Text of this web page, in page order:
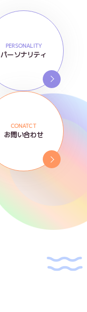
PERSONALITY
パーソナリティ
CONATCT
お問い合わせ